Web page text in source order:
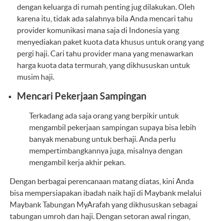
dengan keluarga di rumah penting jug dilakukan. Oleh
karena itu, tidak ada salahnya bila Anda mencari tahu
provider komunikasi mana saja di Indonesia yang
menyediakan paket kuota data khusus untuk orang yang
pergi haji. Cari tahu provider mana yang menawarkan
harga kuota data termurah, yang dikhususkan untuk
musim haji.
Mencari Pekerjaan Sampingan
Terkadang ada saja orang yang berpikir untuk
mengambil pekerjaan sampingan supaya bisa lebih
banyak menabung untuk berhaji. Anda perlu
mempertimbangkannya juga, misalnya dengan
mengambil kerja akhir pekan.
Dengan berbagai perencanaan matang diatas, kini Anda
bisa mempersiapakan ibadah naik haji di Maybank melalui
Maybank Tabungan MyArafah yang dikhususkan sebagai
tabungan umroh dan haji. Dengan setoran awal ringan,